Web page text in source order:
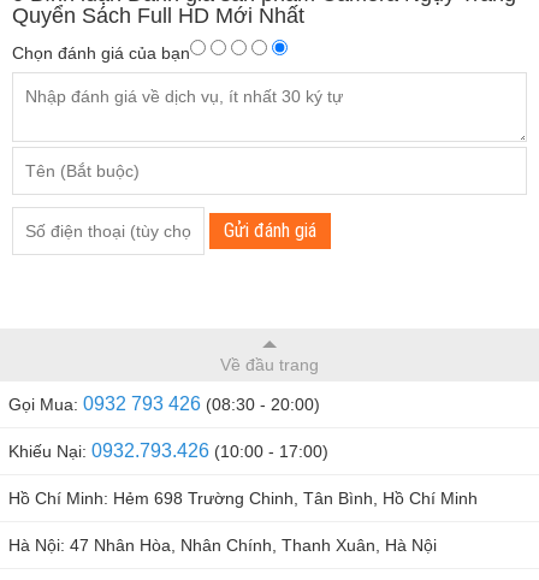
Quyển Sách Full HD Mới Nhất
Chọn đánh giá của bạn
Gửi đánh giá
Về đầu trang
Gọi Mua: 0932 793 426 (08:30 - 20:00)
Khiếu Nại: 0932.793.426 (10:00 - 17:00)
Hồ Chí Minh: Hẻm 698 Trường Chinh, Tân Bình, Hồ Chí Minh
Hà Nội: 47 Nhân Hòa, Nhân Chính, Thanh Xuân, Hà Nội